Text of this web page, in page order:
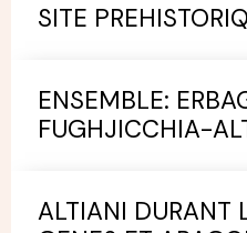
SITE
ENSEMBLE:
FUGHJICCHIA-
ALTIANI DURANT